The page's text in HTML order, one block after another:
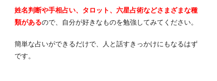
姓名判断や手相占い、タロット、六星占術などさまざまな種
類があるので、自分が好きなものを勉強してみてください。
簡単な占いができるだけで、人と話すきっかけにもなるはず
です。